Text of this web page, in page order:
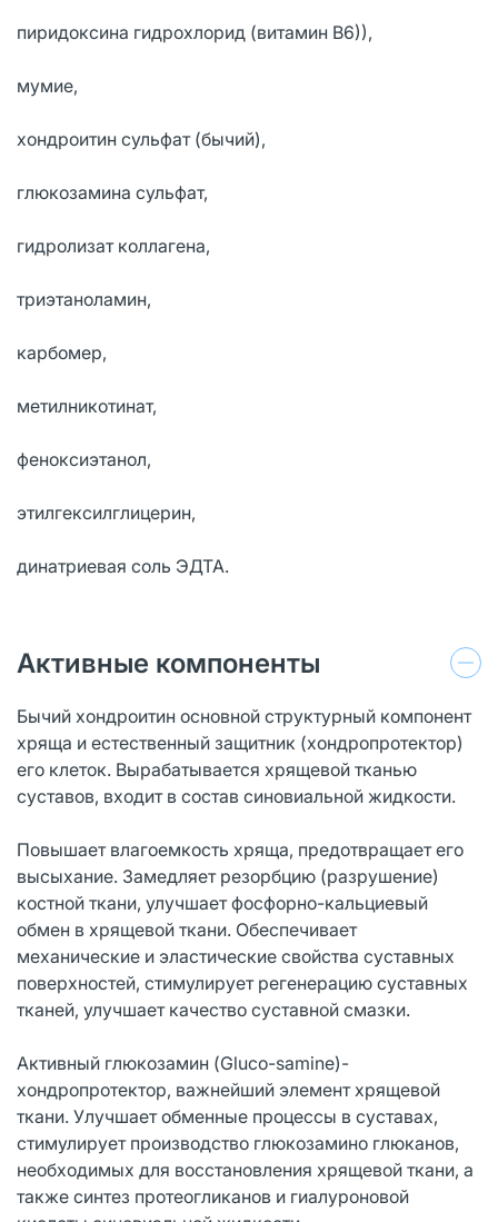
пиридоксина гидрохлорид (витамин В6)),
мумие,
хондроитин сульфат (бычий),
глюкозамина сульфат,
гидролизат коллагена,
триэтаноламин,
карбомер,
метилникотинат,
феноксиэтанол,
этилгексилглицерин,
динатриевая соль ЭДТА.
Активные компоненты
Бычий хондроитин основной структурный компонент
хряща и естественный защитник (хондропротектор)
его клеток. Вырабатывается хрящевой тканью
суставов, входит в состав синовиальной жидкости.
Повышает влагоемкость хряща, предотвращает его
высыхание. Замедляет резорбцию (разрушение)
костной ткани, улучшает фосфорно-кальциевый
обмен в хрящевой ткани. Обеспечивает
механические и эластические свойства суставных
поверхностей, стимулирует регенерацию суставных
тканей, улучшает качество суставной смазки.
Активный глюкозамин (Gluco-samine)-
хондропротектор, важнейший элемент хрящевой
ткани. Улучшает обменные процессы в суставах,
стимулирует производство глюкозамино глюканов,
необходимых для восстановления хрящевой ткани, а
также синтез протеогликанов и гиалуроновой